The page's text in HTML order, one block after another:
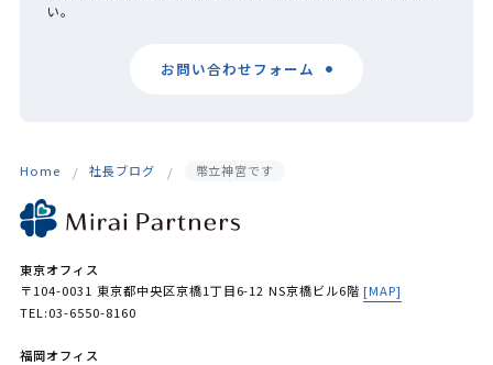
い。
お問い合わせフォーム
Home 社長ブログ 幣立神宮です
東京オフィス
〒104-0031 東京都中央区京橋1丁目6-12 NS京橋ビル6階 [MAP]
TEL:03-6550-8160
福岡オフィス